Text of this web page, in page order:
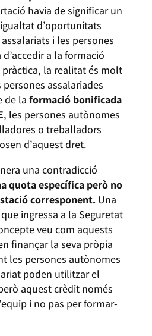
havia de significar un
d’oportunitats
i les persones
a la formació
la realitat és molt
assalariades
de la formació bonificada
, les persones autònomes
o treballadors
d’aquest dret.
una contradicció
quota específica però no
corresponent. Una
ingressa a la Seguretat
veu com aquests
finançar la seva pròpia
les persones autònomes
poden utilitzar el
aquest crèdit només
i no pas per formar-